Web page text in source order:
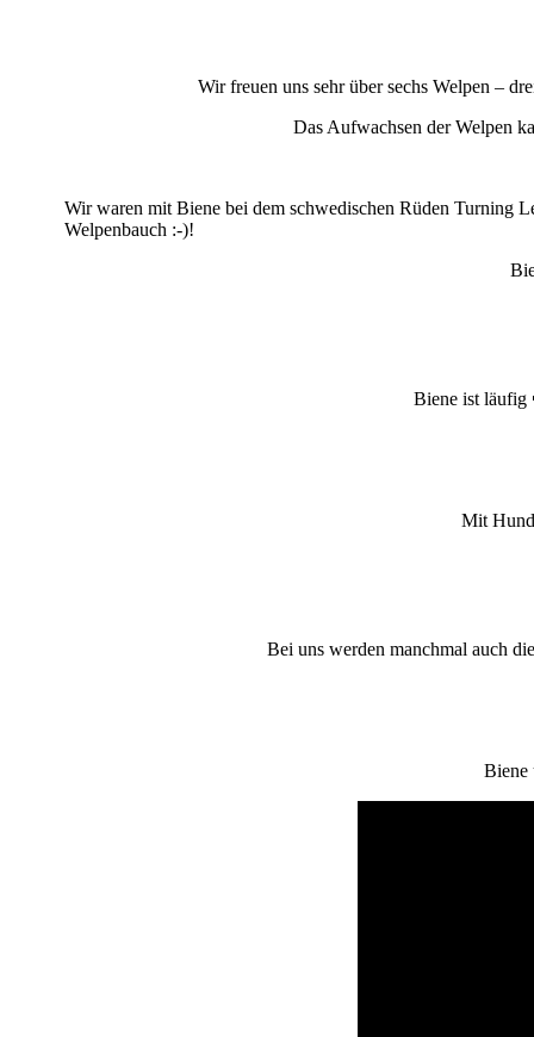
Wir freuen uns sehr über sechs Welpen –
Das Aufwachsen der Welpen
Wir waren mit Biene bei dem schwedischen Rüden Turning
Welpenbauch :-)!
Biene ist läufig
Mit
Bei uns werden manchmal auch
Biene